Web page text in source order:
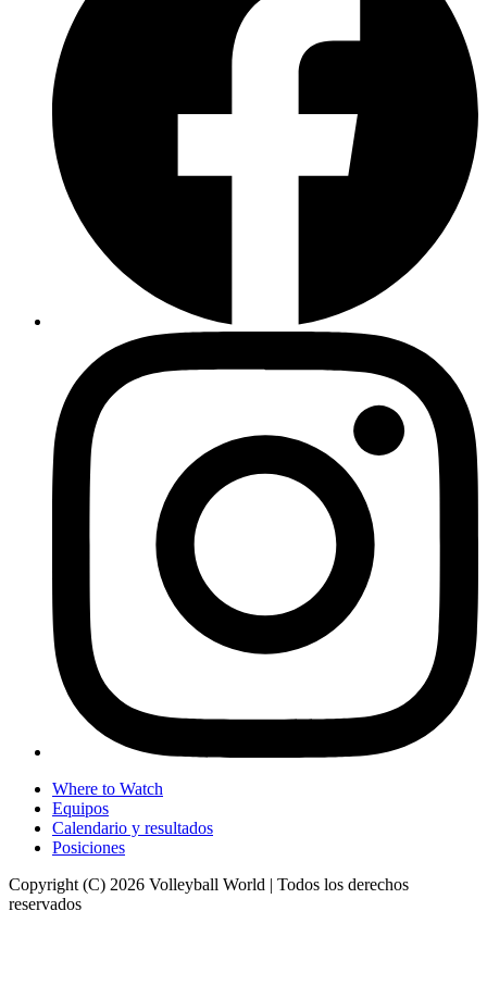
Where to Watch
Equipos
Calendario y resultados
Posiciones
Copyright (C) 2026 Volleyball World | Todos los derechos
reservados